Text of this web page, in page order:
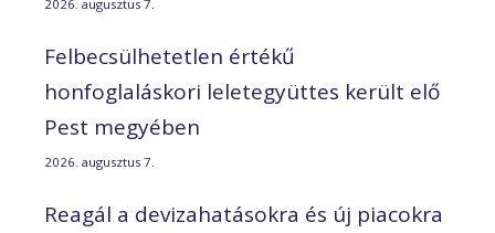
2026. augusztus 7.
Felbecsülhetetlen értékű
honfoglaláskori leletegyüttes került elő
Pest megyében
2026. augusztus 7.
Reagál a devizahatásokra és új piacokra